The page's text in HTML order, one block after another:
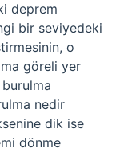
deprem
bir seviyedeki
o
göreli yer
nedir
dik ise
dönme